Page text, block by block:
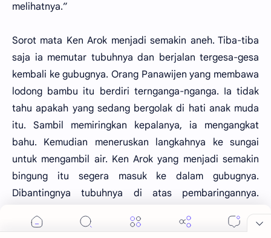
melihatnya.”
Sorot mata Ken Arok menjadi semakin aneh. Tiba-tiba
saja ia memutar tubuhnya dan berjalan tergesa-gesa
kembali ke gubugnya. Orang Panawijen yang membawa
lodong bambu itu berdiri ternganga-nganga. Ia tidak
tahu apakah yang sedang bergolak di hati anak muda
itu. Sambil memiringkan kepalanya, ia mengangkat
bahu. Kemudian meneruskan langkahnya ke sungai
untuk mengambil air. Ken Arok yang menjadi semakin
bingung itu segera masuk ke dalam gubugnya.
Dibantingnya tubuhnya di atas pembaringannya.